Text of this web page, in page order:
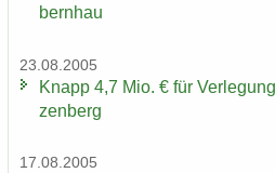
bern­hau
23.08.2005
Knapp 4,7 Mio. € für
zen­berg
17.08.2005